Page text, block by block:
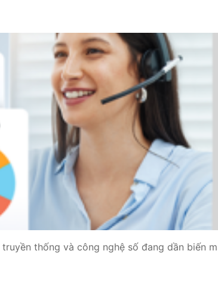
thống và công nghệ số đang dần biến